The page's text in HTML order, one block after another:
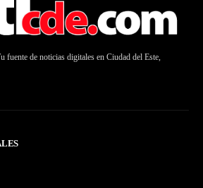
fuente de noticias digitales en Ciudad del Este,